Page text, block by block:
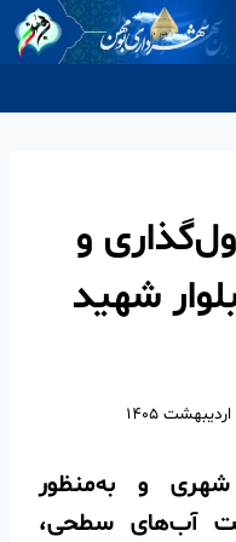
و
شهید
و به‌منظور
آب‌های سطحی،